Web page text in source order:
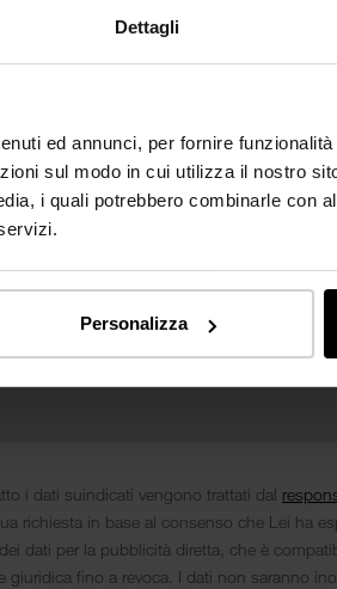
Dettagli
ed annunci, per fornire
sul modo in cui utilizza il nostro
i quali potrebbero combinarle con
Personalizza
i dati suindicati vengono trattati dal
richiesta in base al consenso che Lei ha
dati per la pubblicità diretta, che è
giuridica fino a revoca. I dati non saranno